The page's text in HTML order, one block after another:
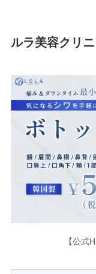
ルラ美容クリ
【公式